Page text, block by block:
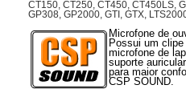
CT150, CT250, CT450, CT450LS,
GP308, GP2000, GTI, GTX,
Microfone de
Possui um
microfone de
suporte
para maior
CSP SOUND.